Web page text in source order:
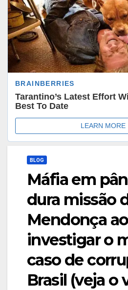
BLOG
Máfia em
dura missão
Mendonça ao
investigar o
caso de
Brasil (veja o